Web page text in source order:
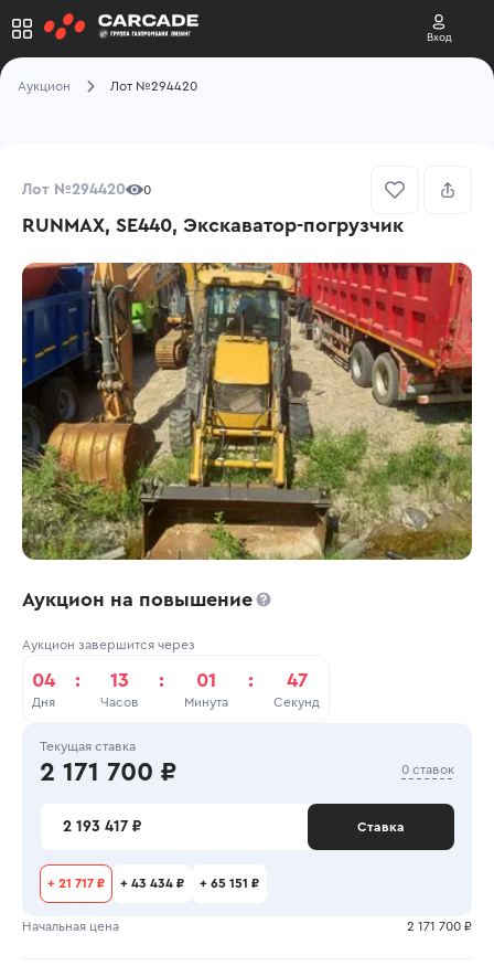
Вход
Аукцион Лот №294420
Лот №294420 0
RUNMAX, SE440, Экскаватор-погрузчик
Аукцион на повышение
Аукцион завершится через
04
Дня
: 13
Часов
: 01
Минута
: 47
Секунд
Текущая ставка
2 171 700 ₽ 0 ставок
2 193 417 ₽ Ставка
+ 21 717 ₽ + 43 434 ₽ + 65 151 ₽
Начальная цена 2 171 700 ₽